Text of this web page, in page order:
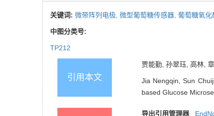
关键词: 微带阵列电极, 微型葡萄糖传感器, 葡萄糖氧化
中图分类号:
TP212
引用本文
贾能勤, 孙翠珏, 高林,
Jia Nengqin, Sun
based Glucose
导出引用管理器